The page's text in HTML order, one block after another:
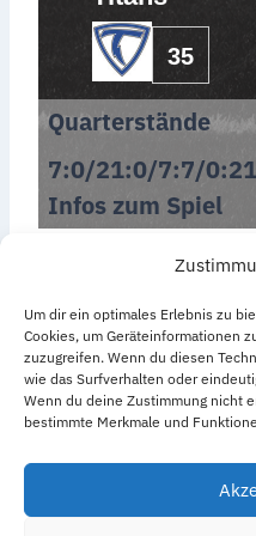
Um dir ein optimales Erlebnis zu
Cookies, um Geräteinformationen
zuzugreifen. Wenn du diesen
wie das Surfverhalten oder
Wenn du deine Zustimmung nicht
bestimmte Merkmale und
35
Quarterstände
7:0/21:0/7:7/0:21
Infos zum Spiel
Cookie-